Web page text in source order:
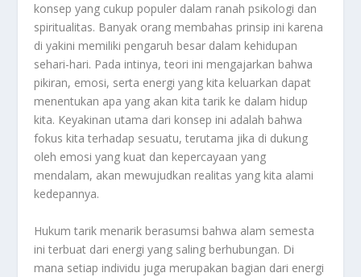
konsep yang cukup populer dalam ranah psikologi dan
spiritualitas. Banyak orang membahas prinsip ini karena
di yakini memiliki pengaruh besar dalam kehidupan
sehari-hari. Pada intinya, teori ini mengajarkan bahwa
pikiran, emosi, serta energi yang kita keluarkan dapat
menentukan apa yang akan kita tarik ke dalam hidup
kita. Keyakinan utama dari konsep ini adalah bahwa
fokus kita terhadap sesuatu, terutama jika di dukung
oleh emosi yang kuat dan kepercayaan yang
mendalam, akan mewujudkan realitas yang kita alami
kedepannya.
Hukum tarik menarik berasumsi bahwa alam semesta
ini terbuat dari energi yang saling berhubungan. Di
mana setiap individu juga merupakan bagian dari energi